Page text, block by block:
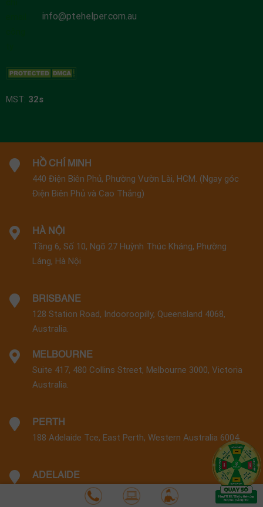
info@ptehelper.com.au
MST: 32s
HỒ CHÍ MINH
440 Điện Biên Phủ, Phường Vườn Lài, HCM. (Ngay góc
Điện Biên Phủ và Cao Thắng)
HÀ NỘI
Tầng 6, Số 10, Ngõ 27 Huỳnh Thúc Kháng, Phường
Láng, Hà Nội
BRISBANE
128 Station Road, Indooroopilly, Queensland 4068,
Australia.
MELBOURNE
Suite 417, 480 Collins Street, Melbourne 3000, Victoria
Australia.
PERTH
188 Adelaide Tce, East Perth, Western Australia 6004.
ADELAIDE
12 Crowther Street, Adelaide 5000, Australia.